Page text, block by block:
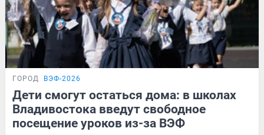
ГОРОД ВЭФ-2026
Дети смогут остаться дома: в школах
Владивостока введут свободное
посещение уроков из-за ВЭФ